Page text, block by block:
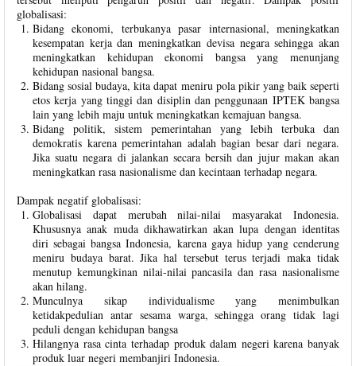
globalisasi:
Bidang ekonomi, terbukanya pasar internasional, meningkatkan
kesempatan kerja dan meningkatkan devisa negara sehingga akan
meningkatkan kehidupan ekonomi bangsa yang menunjang
kehidupan nasional bangsa.
Bidang sosial budaya, kita dapat meniru pola pikir yang baik seperti
etos kerja yang tinggi dan disiplin dan penggunaan IPTEK bangsa
lain yang lebih maju untuk meningkatkan kemajuan bangsa.
Bidang politik, sistem pemerintahan yang lebih terbuka dan
demokratis karena pemerintahan adalah bagian besar dari negara.
Jika suatu negara di jalankan secara bersih dan jujur makan akan
meningkatkan rasa nasionalisme dan kecintaan terhadap negara.
Dampak negatif globalisasi:
Globalisasi dapat merubah nilai-nilai masyarakat Indonesia.
Khususnya anak muda dikhawatirkan akan lupa dengan identitas
diri sebagai bangsa Indonesia, karena gaya hidup yang cenderung
meniru budaya barat. Jika hal tersebut terus terjadi maka tidak
menutup kemungkinan nilai-nilai pancasila dan rasa nasionalisme
akan hilang.
Munculnya sikap individualisme yang menimbulkan
ketidakpedulian antar sesama warga, sehingga orang tidak lagi
peduli dengan kehidupan bangsa
Hilangnya rasa cinta terhadap produk dalam negeri karena banyak
produk luar negeri membanjiri Indonesia.